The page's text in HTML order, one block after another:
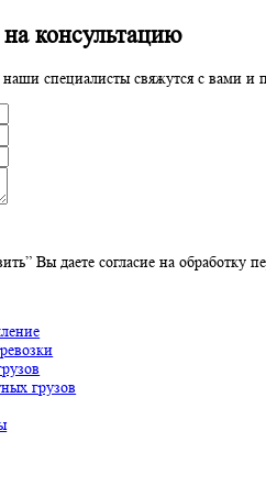
по загруженности
на консультацию
наши специалисты свяжутся с
Вы даете согласие на